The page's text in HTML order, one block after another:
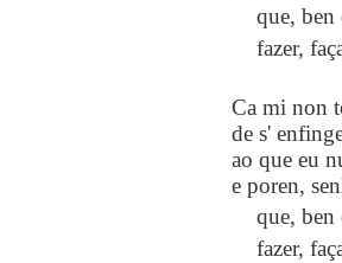
que, ben
fazer,
Ca mi non
de s'
ao que eu
e poren,
que, ben
fazer,